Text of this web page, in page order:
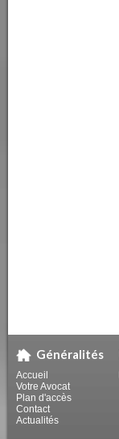
Généralités
Accueil
Votre Avocat
Plan d'accès
Contact
Actualités